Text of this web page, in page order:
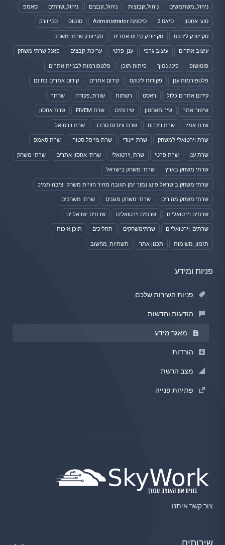
ניהול_משתמשים ניהול_קבוצות ניהול_קבצים ניהול_שרתים סאמפ
סוגי אחסון סיאס 2 סיסמת Administrator סנטוס סקייוורק
סקייוורק לינוקס סקייוורק קידום אתרים סקייוורק שרתי משחק
עיצוב אתרים עיצוב גרפי ענן_פרטי עריכת_קבצים פאנל שרתי משחק
פוטושופ פינג נמוך פיתוח תוכן פלטפורמות לבניית אתרים
פלטפורמות ענן פקודות לינוקס קידום אתרים קידום אתרים בחינם
קידום אתרים כלול ראסט רשתות שורת_פקודה שחזור
שיפור אתר שירותאחסון שירותים שרת FIVEM שרת אחסון
שרת אמיו שרת ווינדוס שרת ווינדוס סרבר שרת וירטואלי
שרת וירטואלי למשחק שרת ייעודי שרת מייפל סטורי שרת סאמפ
שרת ענן שרת פרטי שרת_וירטואלי שרתי אחסון אתרים שרתי משחק
שרתי משחק בארץ שרתי משחק בישראל
שרתי משחק בישראל פינג נמוך זמן תגובה מהיר חוויית משחק יציבה תמיכ
שרתי משחק מהירים שרתי משחק מוגנים שרתי משחקים
שרתים וירטואליים שרתים וירטואלים שרתים ישראליים
שרתים_וירטואליים שרתימשחקים תהליכים תוכן איכותי
תזמון_משימות תכנון אתר תשתיות_מחשוב
פניות ומידע
פניות השירות שלכם
הודעות וחדשות
מאגר מידע
הורדות
מצב הרשת
פתיחת פנייה
צור קשר איתנו!
שירותים